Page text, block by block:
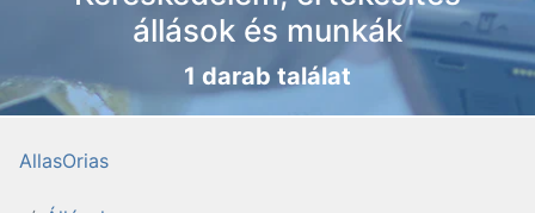
állások és munkák
1 darab találat
AllasOrias